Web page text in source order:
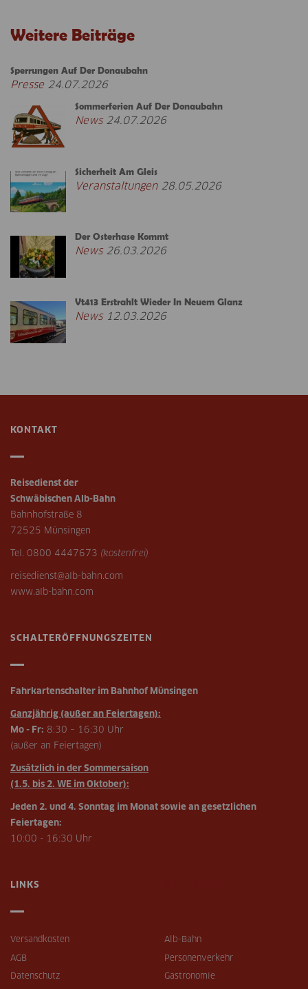
Weitere Beiträge
Sperrungen Auf Der Donaubahn
Presse 24.07.2026
Sommerferien Auf Der Donaubahn
News24.07.2026
Sicherheit Am Gleis
Veranstaltungen28.05.2026
Der Osterhase Kommt
News26.03.2026
Vt413 Erstrahlt Wieder In Neuem Glanz
News12.03.2026
KONTAKT
Reisedienst der
Schwäbischen Alb-Bahn
Bahnhofstraße 8
72525 Münsingen
Tel. 0800 4447673 (kostenfrei)
reisedienst@alb-bahn.com
www.alb-bahn.com
SCHALTERÖFFNUNGSZEITEN
Fahrkartenschalter im Bahnhof Münsingen
Ganzjährig (außer an Feiertagen):
Mo - Fr: 8:30 – 16:30 Uhr
(außer an Feiertagen)
Zusätzlich in der Sommersaison
(1.5. bis 2. WE im Oktober):
Jeden 2. und 4. Sonntag im Monat sowie an gesetzlichen
Feiertagen:
10:00 - 16:30 Uhr
LINKS
Versandkosten
AGB
Datenschutz
Alb-Bahn
Personenverkehr
Gastronomie